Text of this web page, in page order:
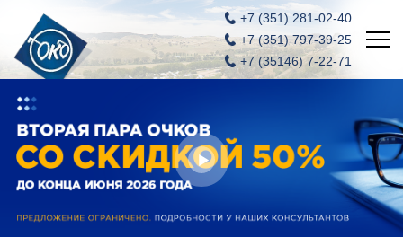
+7 (351) 281-02-40
+7 (351)797-39-25
+7 (35146) 7-22-71
Главная
Новости
Услуги
Акции